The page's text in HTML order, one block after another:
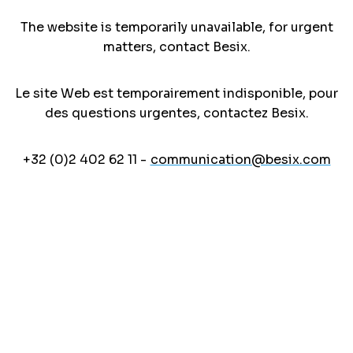
The website is temporarily unavailable, for urgent
matters, contact Besix.
Le site Web est temporairement indisponible, pour
des questions urgentes, contactez Besix.
+32 (0)2 402 62 11 - communication@besix.com